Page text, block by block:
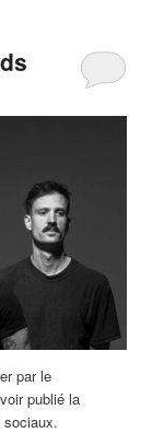
par le
publié la
sociaux.